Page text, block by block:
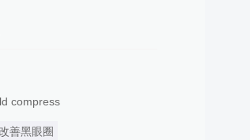
compress
善黑眼圈